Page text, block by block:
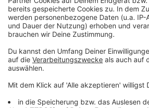
hervorgeht. In der Region Nordrhein
und in Westfalen-Lippe bei 54,1. Bei
Hausärzte ist die Region Westfalen-
Hausärzten pro 100.000 Einwohnern.
mit gut 66 im Mittelfeld.